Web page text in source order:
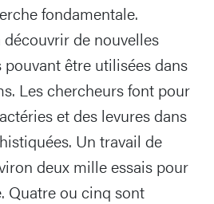
fondamentale.
de nouvelles
être utilisées dans
Les chercheurs font pour
et des levures dans
Un travail de
deux mille essais pour
Quatre ou cinq sont